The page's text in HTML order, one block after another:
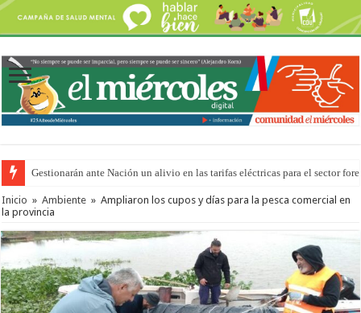
Gestionarán ante Nación un alivio en las tarifas eléctricas para el sector
Inicio » Ambiente » Ampliaron los cupos y días para la pesca comercial en
la provincia